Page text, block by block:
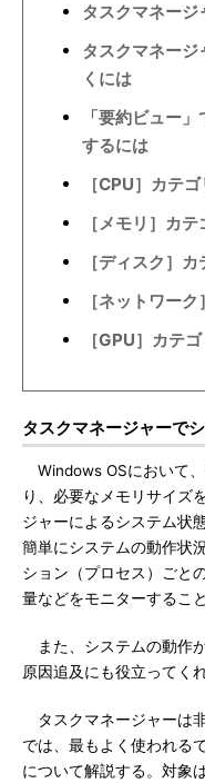
タスクマネージ
タスクマネー
くには
「要約ビュー
するには
［CPU］カテ
［メモリ］カ
［ディスク］
［ネットワー
［GPU］カテ
タスクマネージャーで
Windows OSにおいて
り、必要なメモリサイズ
ジャーによるシステム状
簡単にシステムの動作状
ション（プロセス）ごと
量などをモニターするこ
また、システムの動作
原因追及にも役立ってくれ
タスクマネージャーは
では、最もよく使われる
について解説する。対象